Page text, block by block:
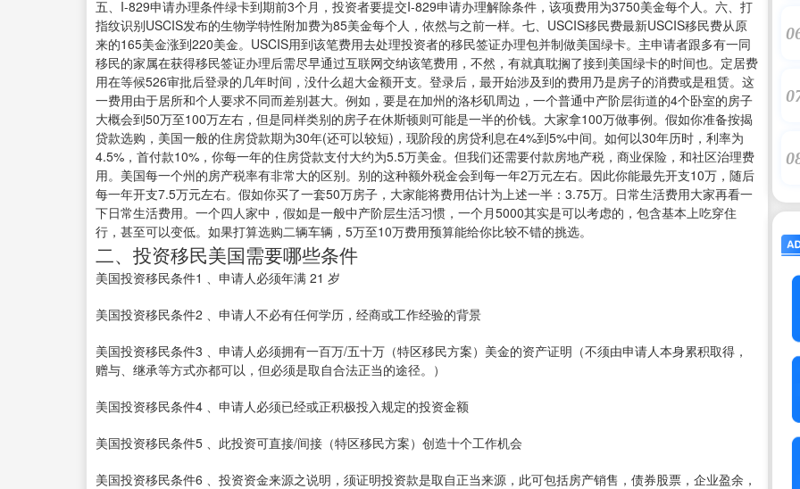
五、I-829申请办理条件绿卡到期前3个月，投资者要提交I-829申请办理解除条件，该项费用为3750美金每个人。六、打
指纹识别USCIS发布的生物学特性附加费为85美金每个人，依然与之前一样。七、USCIS移民费最新USCIS移民费从原
来的165美金涨到220美金。USCIS用到该笔费用去处理投资者的移民签证办理包并制做美国绿卡。主申请者跟多有一同
移民的家属在获得移民签证办理后需尽早通过互联网交纳该笔费用，不然，有就真耽搁了接到美国绿卡的时间也。定居费
用在等候526审批后登录的几年时间，没什么超大金额开支。登录后，最开始涉及到的费用乃是房子的消费或是租赁。这
一费用由于居所和个人要求不同而差别甚大。例如，要是在加州的洛杉矶周边，一个普通中产阶层街道的4个卧室的房子
大概会到50万至100万左右，但是同样类别的房子在休斯顿则可能是一半的价钱。大家拿100万做事例。假如你准备按揭
贷款选购，美国一般的住房贷款期为30年(还可以较短)，现阶段的房贷利息在4%到5%中间。如何以30年历时，利率为
4.5%，首付款10%，你每一年的住房贷款支付大约为5.5万美金。但我们还需要付款房地产税，商业保险，和社区治理费
用。美国每一个州的房产税率有非常大的区别。别的这种额外税金会到每一年2万元左右。因此你能最先开支10万，随后
每一年开支7.5万元左右。假如你买了一套50万房子，大家能将费用估计为上述一半：3.75万。日常生活费用大家再看一
下日常生活费用。一个四人家中，假如是一般中产阶层生活习惯，一个月5000其实是可以考虑的，包含基本上吃穿住
行，甚至可以变低。如果打算选购二辆车辆，5万至10万费用预算能给你比较不错的挑选。
二、投资移民美国需要哪些条件
美国投资移民条件1 、申请人必须年满 21 岁
美国投资移民条件2 、申请人不必有任何学历，经商或工作经验的背景
美国投资移民条件3 、申请人必须拥有一百万/五十万（特区移民方案）美金的资产证明（不须由申请人本身累积取得，
赠与、继承等方式亦都可以，但必须是取自合法正当的途径。）
美国投资移民条件4 、申请人必须已经或正积极投入规定的投资金额
美国投资移民条件5 、此投资可直接/间接（特区移民方案）创造十个工作机会
美国投资移民条件6 、投资资金来源之说明，须证明投资款是取自正当来源，此可包括房产销售，债券股票，企业盈余，